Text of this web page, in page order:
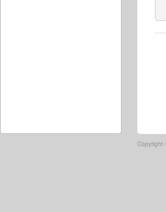
Copyright